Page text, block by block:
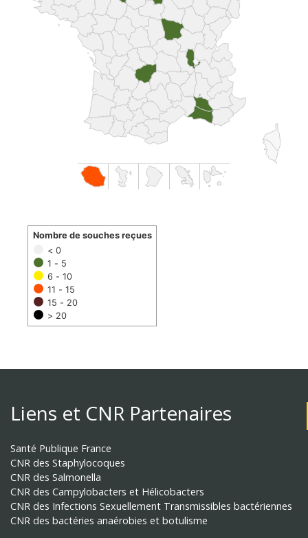
< 0
1 - 5
6 - 10
11 - 15
15 - 20
> 20
Nombre de souches reçues
Liens et CNR Partenaires
Santé Publique France
CNR des Staphylocoques
CNR des Salmonella
CNR des Campylobacters et Hélicobacters
CNR des Infections Sexuellement Transmissibles bactériennes
CNR des bactéries anaérobies et botulisme